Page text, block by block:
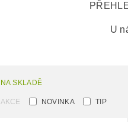
U
NA SKLADĚ
AKCE NOVINKA TIP